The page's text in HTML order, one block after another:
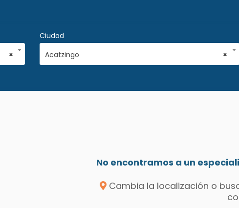
×
Ciudad
×
Acatzingo
No encontramos a un
Cambia la localización o